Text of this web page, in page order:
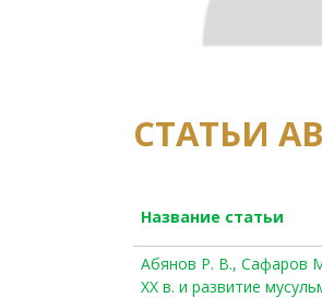
СТАТЬИ
Название статьи
Абянов Р. В., Сафаров
XX в. и развитие